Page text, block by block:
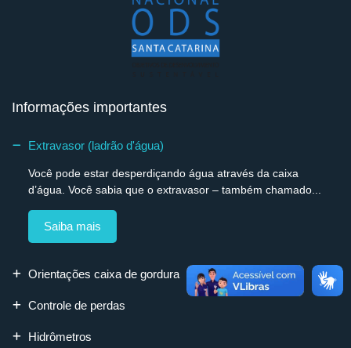
Informações importantes
Extravasor (ladrão d'água)
Você pode estar desperdiçando água através da caixa
d’água. Você sabia que o extravasor – também chamado...
Saiba mais
Orientações caixa de gordura
Controle de perdas
Hidrômetros